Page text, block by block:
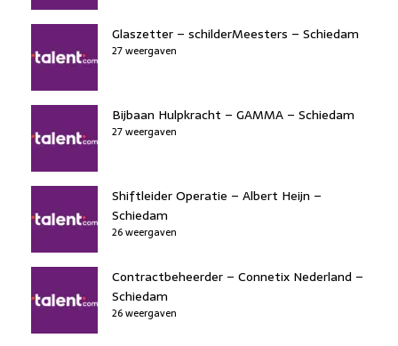
Glaszetter – schilderMeesters – Schiedam
27 weergaven
Bijbaan Hulpkracht – GAMMA – Schiedam
27 weergaven
Shiftleider Operatie – Albert Heijn –
Schiedam
26 weergaven
Contractbeheerder – Connetix Nederland –
Schiedam
26 weergaven